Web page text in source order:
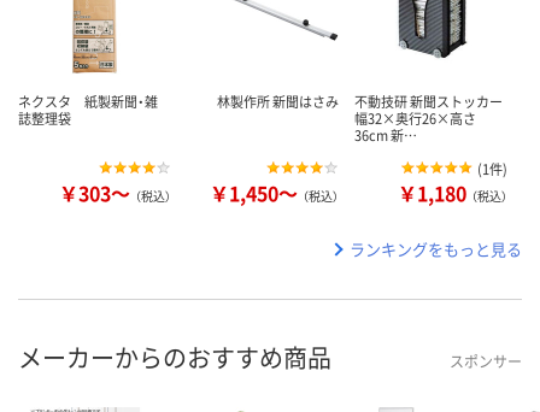
ネクスタ 紙製新聞・雑
誌整理袋
￥303～ （税込）
林製作所 新聞はさみ
￥1,450～ （税込）
不動技研 新聞ストッカー
幅32×奥行26×高さ
36cm 新…
(1件)
￥1,180 （税込）
ランキングをもっと見る
メーカーからのおすすめ商品 スポンサー